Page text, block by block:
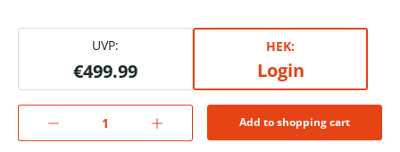
UVP:
€499.99
HEK:
Login
Add to shopping cart